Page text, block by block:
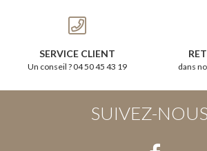
SERVICE CLIENT
Un conseil ? 04 50 45 43 19 dans
SUIVEZ-